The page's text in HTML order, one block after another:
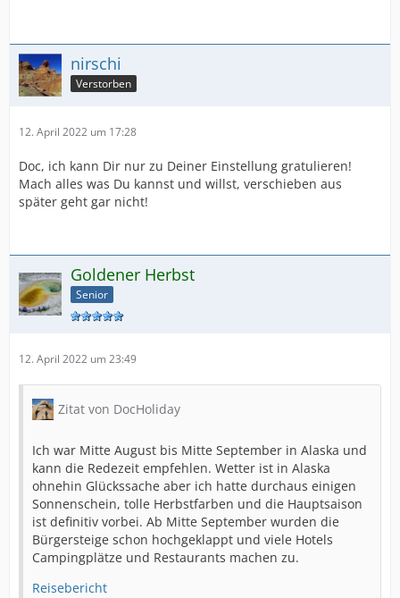
nirschi
Verstorben
12. April 2022 um 17:28
Doc, ich kann Dir nur zu Deiner Einstellung gratulieren!
Mach alles was Du kannst und willst, verschieben aus
später geht gar nicht!
Goldener Herbst
Senior
12. April 2022 um 23:49
Zitat von DocHoliday
Ich war Mitte August bis Mitte September in Alaska und
kann die Redezeit empfehlen. Wetter ist in Alaska
ohnehin Glückssache aber ich hatte durchaus einigen
Sonnenschein, tolle Herbstfarben und die Hauptsaison
ist definitiv vorbei. Ab Mitte September wurden die
Bürgersteige schon hochgeklappt und viele Hotels
Campingplätze und Restaurants machen zu.
Reisebericht